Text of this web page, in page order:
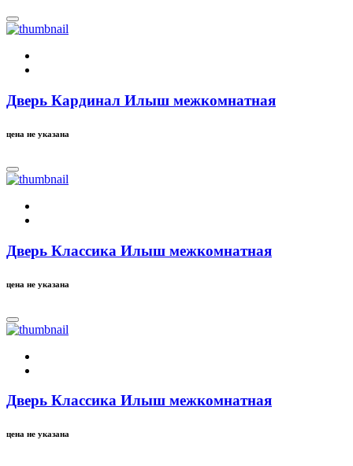
Дверь Кардинал Илыш межкомнатная
цена не указана
Дверь Классика Илыш межкомнатная
цена не указана
Дверь Классика Илыш межкомнатная
цена не указана